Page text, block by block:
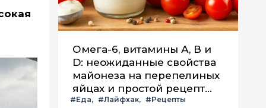
Омега-6, витамины А, В и
D: неожиданные свойства
майонеза на перепелиных
яйцах и простой рецепт
летнего салата с ним
#Еда #Лайфхак
#Рецепты